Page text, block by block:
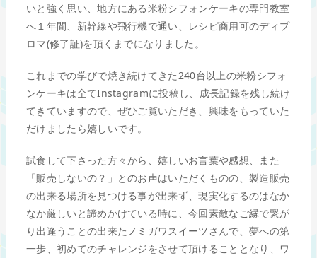
いと強く思い、地方にある米粉シフォンケーキの専門教室
へ１年間、新幹線や飛行機で通い、レシピ商用可のディプ
ロマ(修了証)を頂くまでになりました。
これまでの学びで焼き続けてきた240台以上の米粉シフォ
ンケーキは全てInstagramに投稿し、成長記録を残し続け
てきていますので、ぜひご覧いただき、興味をもっていた
だけましたら嬉しいです。
試食して下さった方々から、嬉しいお言葉や感想、また
「販売しないの？」とのお声はいただくものの、製造販売
の出来る場所を見つける事が出来ず、現実化するのはなか
なか厳しいと諦めかけている時に、今回素敵なご縁で繋が
り出逢うことの出来たノミガワスイーツさんで、夢への第
一歩、初めてのチャレンジをさせて頂けることとなり、ワ